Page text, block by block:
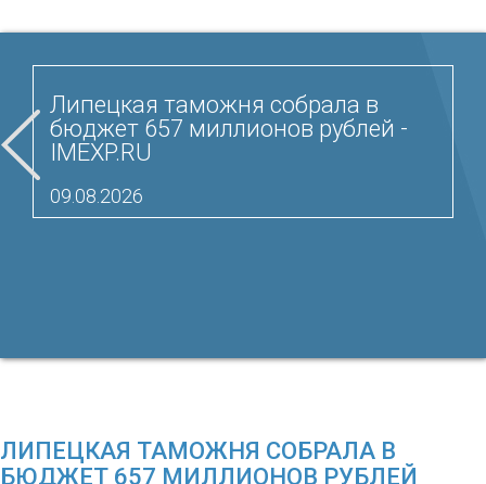
Липецкая таможня собрала в
бюджет 657 миллионов рублей -
IMEXP.RU
09.08.2026
ЛИПЕЦКАЯ ТАМОЖНЯ СОБРАЛА В
БЮДЖЕТ 657 МИЛЛИОНОВ РУБЛЕЙ